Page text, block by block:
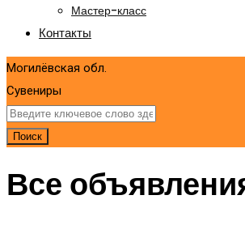
Мастер-класс
Контакты
Могилёвская обл.
Сувениры
Поиск
Все